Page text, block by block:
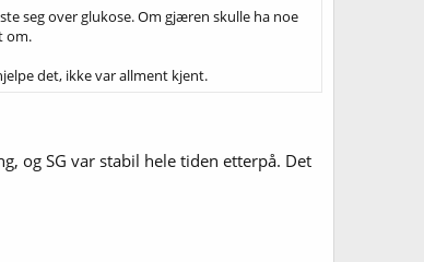
seg over glukose. Om gjæren skulle ha noe
om.
det, ikke var allment kjent.
og SG var stabil hele tiden etterpå. Det